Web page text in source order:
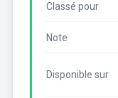
Classé pour
Note
Disponible sur